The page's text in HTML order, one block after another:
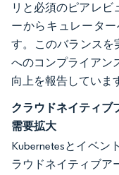
リと必須のピアレビ
ーからキュレータ
す。このバランスを
へのコンプライアン
向上を報告していま
クラウドネイティブ
需要拡大
Kubernetesとイベン
ラウドネイティブア